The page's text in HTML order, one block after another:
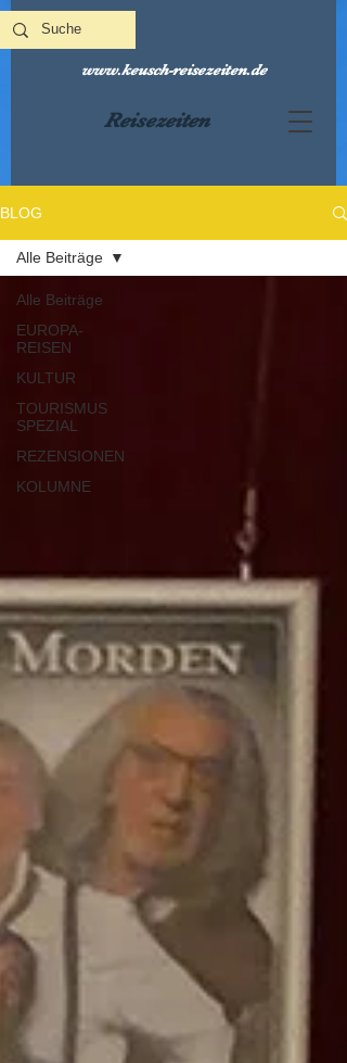
Reisezeiten
www.keusch-reisezeiten.de
BLOG
Alle Beiträge
EUROPA-
REISEN
KULTUR
TOURISMUS
SPEZIAL
REZENSIONEN
KOLUMNE
Alle Beiträge